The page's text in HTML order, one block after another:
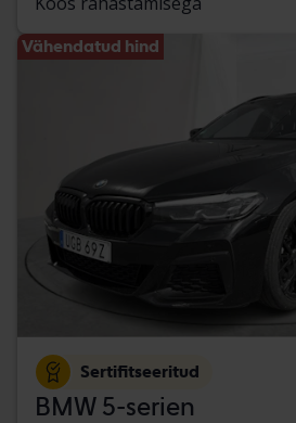
Vähendatud hind
Sertifitseeritud
BMW 5-serien